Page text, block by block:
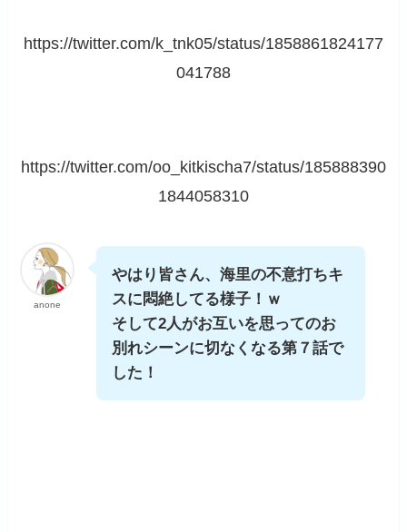
https://twitter.com/k_tnk05/status/1858861824177
041788
https://twitter.com/oo_kitkischa7/status/185888390
1844058310
anone
やはり皆さん、海里の不意打ちキ
スに悶絶してる様子！ｗ
そして2人がお互いを思ってのお
別れシーンに切なくなる第７話で
した！